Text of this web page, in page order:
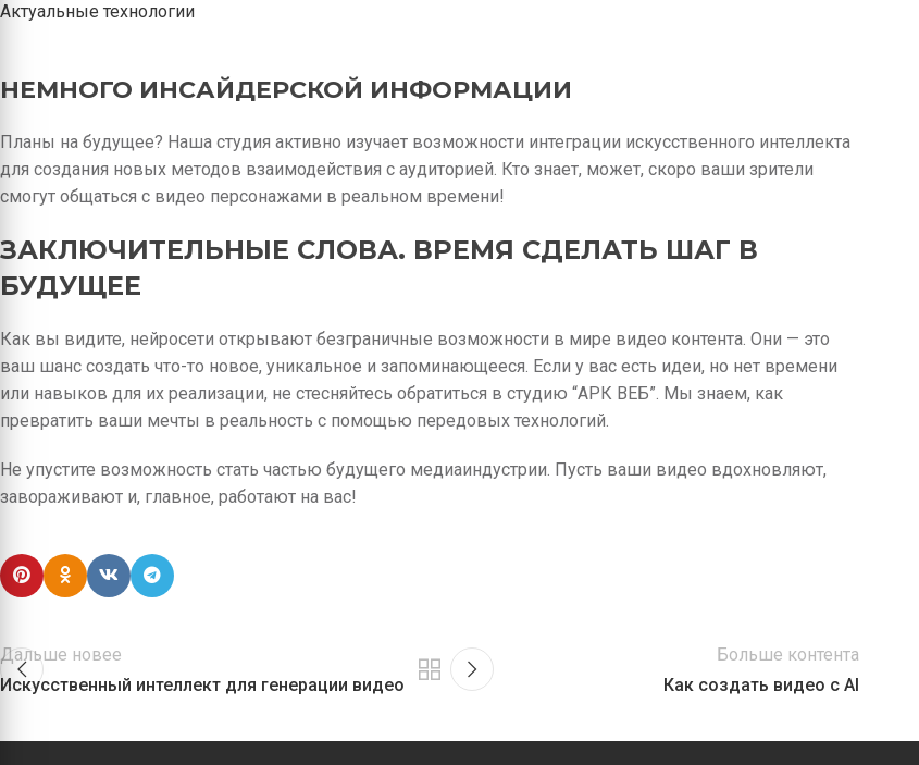
Актуальные технологии
НЕМНОГО ИНСАЙДЕРСКОЙ ИНФОРМАЦИИ
Планы на будущее? Наша студия активно изучает возможности интеграции искусственного интеллекта
для создания новых методов взаимодействия с аудиторией. Кто знает, может, скоро ваши зрители
смогут общаться с видео персонажами в реальном времени!
ЗАКЛЮЧИТЕЛЬНЫЕ СЛОВА. ВРЕМЯ СДЕЛАТЬ ШАГ В
БУДУЩЕЕ
Как вы видите, нейросети открывают безграничные возможности в мире видео контента. Они — это
ваш шанс создать что-то новое, уникальное и запоминающееся. Если у вас есть идеи, но нет времени
или навыков для их реализации, не стесняйтесь обратиться в студию “АРК ВЕБ”. Мы знаем, как
превратить ваши мечты в реальность с помощью передовых технологий.
Не упустите возможность стать частью будущего медиаиндустрии. Пусть ваши видео вдохновляют,
завораживают и, главное, работают на вас!
Дальше новее
Искусственный интеллект для генерации видео
Больше контента
Как создать видео с AI